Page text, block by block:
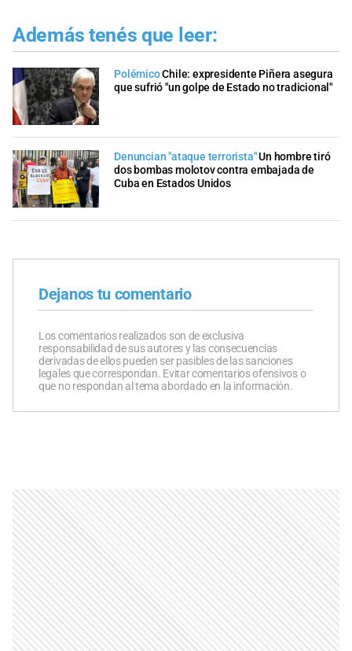
Además tenés que leer:
PolémicoChile: expresidente Piñera asegura
que sufrió "un golpe de Estado no tradicional"
Denuncian "ataque terrorista"Un hombre tiró
dos bombas molotov contra embajada de
Cuba en Estados Unidos
Dejanos tu comentario
Los comentarios realizados son de exclusiva
responsabilidad de sus autores y las consecuencias
derivadas de ellos pueden ser pasibles de las sanciones
legales que correspondan. Evitar comentarios ofensivos o
que no respondan al tema abordado en la información.